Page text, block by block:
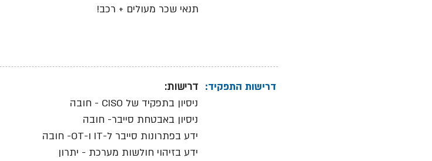
תנאי שכר מעולים + רכב!
דרישות:
ניסיון בתפקיד של CISO - חובה
ניסיון באבטחת סייבר- חובה
ידע בפתרונות סייבר ל-IT ו-OT- חובה
ידע בזיהוי חולשות מערכת - יתרון
דרישות התפקיד: